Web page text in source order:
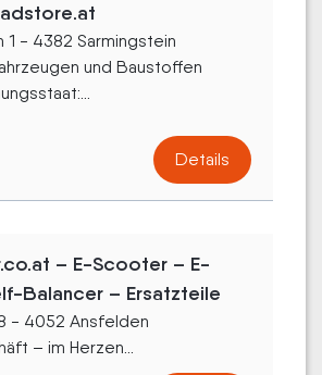
1 - 4382 Sarmingstein
und Baustoffen
Details
– E-Scooter – E-
Balancer – Ersatzteile
- 4052 Ansfelden
– im Herzen...